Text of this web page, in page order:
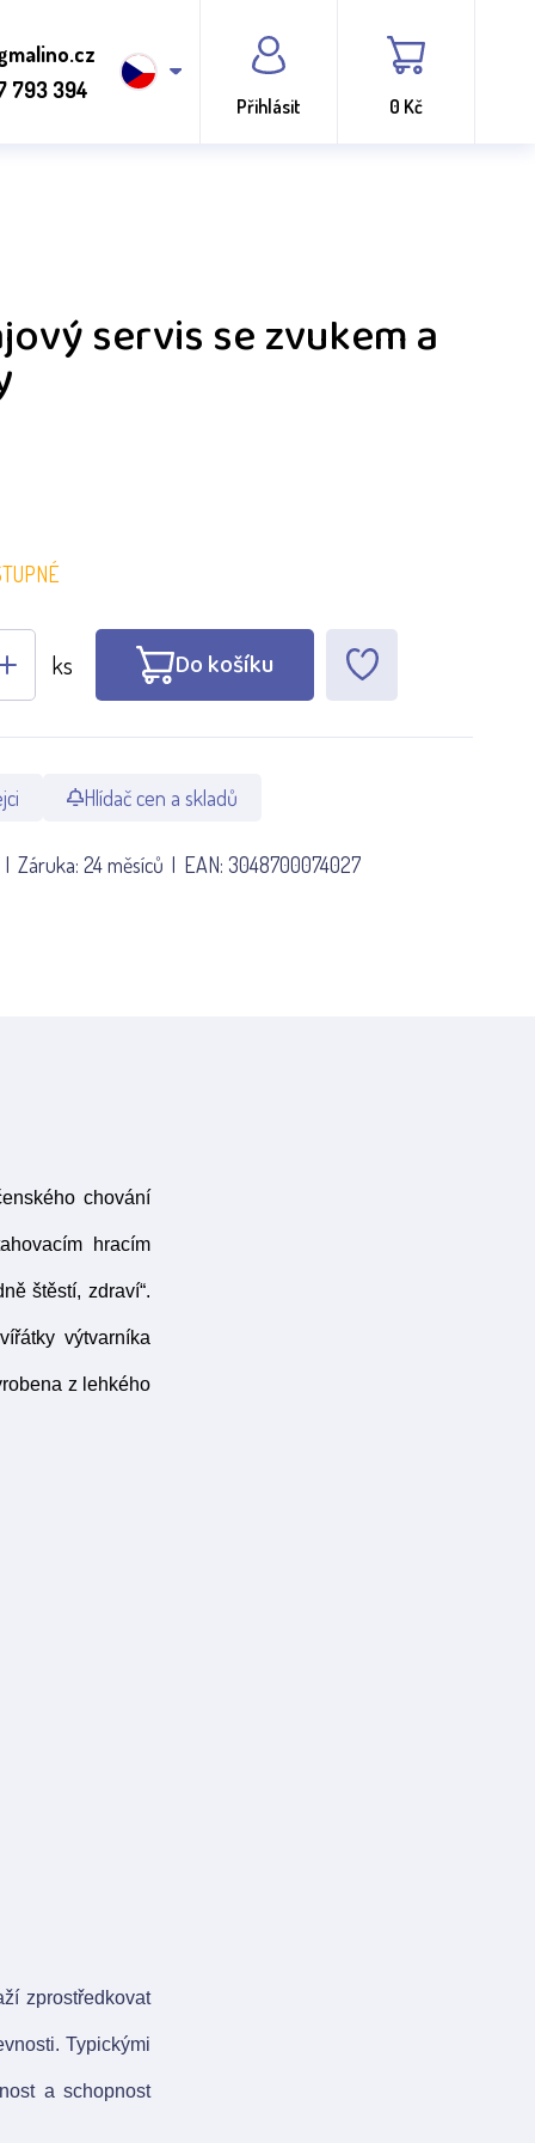
793 394
Přihlásit 0 Kč
servis se zvukem a
ks Do košíku
Hlídač cen a skladů
Záruka: 24 měsíců EAN: 3048700074027
chování
hracím
štěstí, zdraví“.
výtvarníka
z lehkého
zprostředkovat
Typickými
a schopnost